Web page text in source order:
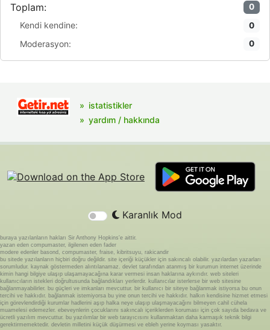
Toplam:
0
Kendi kendine: 0
Moderasyon: 0
istatistikler
yardım / hakkında
Karanlık Mod
buraya yazılanların hakları Sir Anthony Hopkins'e aittir.
yazan eden compumaster, ilgilenen eden fader
modere edenler basond, compumaster, fraise, kibritsuyu, rakicandir
bu sitede yazılanların hiçbiri doğru değildir. site içeriği küçükler için sakıncalı olabilir. yazılardan yazarları
sorumludur. kaynak göstermeden alıntılanamaz. devlet tarafından atanmış bir kurumun internet üzerinde
kimin hangi bilgiye ulaşıp ulaşamayacağına karar vermesi insan haklarına aykırıdır. web siteleri
kullanıcıların istekleri doğrultusunda bağlandıkları yerlerdir. kullanıcılar isterlerse bir web sitesine
bağlanmayabilirler. bu güçleri ve imkanları mevcuttur. bir kullanıcı bir siteye bağlanmak istiyorsa bu onun
tercihi ve hakkıdır. bağlanmak istemiyorsa bu yine onun tercihi ve hakkıdır. halkın kendisine hizmet etmesi
için görevlendirdiği kurumlar hadlerini aşıp halka neye ulaşıp ulaşmayacağını bilmeyen cahil cühela
muamelesi edemezler. ebeveynlerin çocuklarını sakıncalı içeriklerden koruması için çok sayıda bedava ve
ücretli yazılım mevcuttur. bu yazılımlar bir web tarayıcısını kullanmaktan daha karmaşık teknik bilgi
gerektirmemektedir. devletin milletini küçük düşürmesi ve ebleh yerine koyması yasaktır.